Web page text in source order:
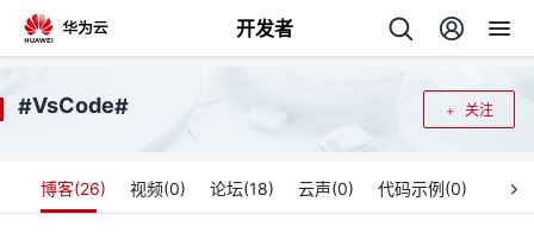
开发者
回
关注
#VsCode#
博客(26) 视频(0) 论坛(18) 云声(0) 代码示例(0)